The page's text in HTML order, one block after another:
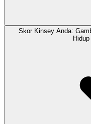
Skor Kinsey Anda: